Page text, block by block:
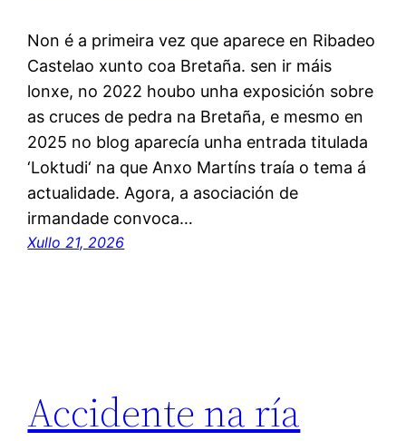
Non é a primeira vez que aparece en Ribadeo
Castelao xunto coa Bretaña. sen ir máis
lonxe, no 2022 houbo unha exposición sobre
as cruces de pedra na Bretaña, e mesmo en
2025 no blog aparecía unha entrada titulada
‘Loktudi‘ na que Anxo Martíns traía o tema á
actualidade. Agora, a asociación de
irmandade convoca…
Xullo 21, 2026
Accidente na ría